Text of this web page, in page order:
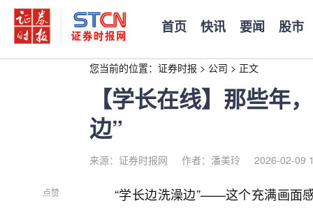
首页 快讯 要闻 股市
您当前的位置： 证券时报 > 公司 > 正文
【学长在线】那些年
边”
来源：证券时报网 作者：潘美玲 2026-02-09
点赞
“学长边洗澡边”——这个充满画面